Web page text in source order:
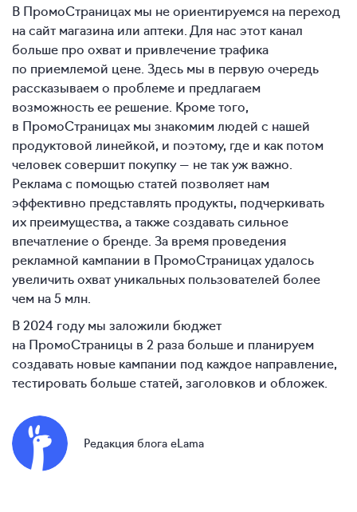
В ПромоСтраницах мы не ориентируемся на переход
на сайт магазина или аптеки. Для нас этот канал
больше про охват и привлечение трафика
по приемлемой цене. Здесь мы в первую очередь
рассказываем о проблеме и предлагаем
возможность ее решение. Кроме того,
в ПромоСтраницах мы знакомим людей с нашей
продуктовой линейкой, и поэтому, где и как потом
человек совершит покупку — не так уж важно.
Реклама с помощью статей позволяет нам
эффективно представлять продукты, подчеркивать
их преимущества, а также создавать сильное
впечатление о бренде. За время проведения
рекламной кампании в ПромоСтраницах удалось
увеличить охват уникальных пользователей более
чем на 5 млн.
В 2024 году мы заложили бюджет
на ПромоСтраницы в 2 раза больше и планируем
создавать новые кампании под каждое направление,
тестировать больше статей, заголовков и обложек.
Редакция блога eLama